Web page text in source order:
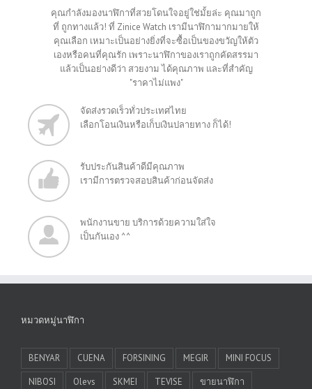
คุณกำลังมองนาฬิกาที่สวยโดนใจอยู่ใช่มั้ยล่ะ คุณมาถูก
ที่ ถูกทางแล้ว! ที่ Zinice Watch เรามีนาฬิกามากมายให้
คุณเลือก เหมาะเป็นอย่างยิ่งที่จะซื้อเป็นของขวัญให้ตัว
เองหรือคนที่คุณรัก เพราะนาฬิกาของเราถูกคัดสรรมา
แล้วเป็นอย่างดีว่า สวยงาม ได้คุณภาพ และที่สำคัญ
"ราคาไม่แพง"
จัดส่งรวดเร็วทั่วประเทศไทย
เลือกโอนเงินหรือเก็บเงินปลายทาง ก็ได้!
รับประกันสินค้าดีมีคุณภาพ
เรามีการตรวจสอบสินค้าก่อนจัดส่ง
พนักงานขาย บริการด้วยความใส่ใจ
เป็นกันเอง ^^
หมวดหมู่นาฬิกา
BENYAR CUENA FORSINING MEGIR
MINI FOCUS
NIBOSI
Olevs SKMEI TEVISE
ขายนาฬิกา